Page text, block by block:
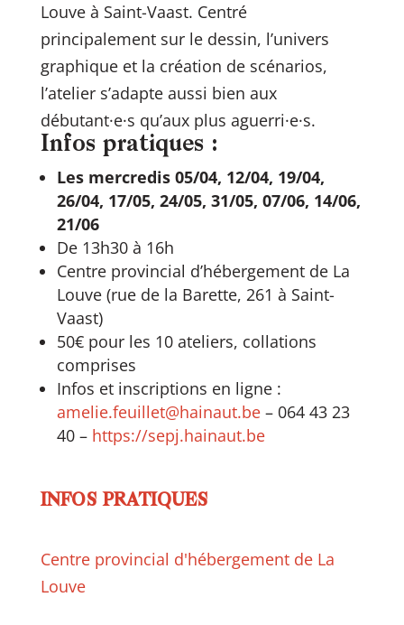
Louve à Saint-Vaast. Centré
principalement sur le dessin, l’univers
graphique et la création de scénarios,
l’atelier s’adapte aussi bien aux
débutant·e·s qu’aux plus aguerri·e·s.
Infos pratiques :
Les mercredis 05/04, 12/04, 19/04,
26/04, 17/05, 24/05, 31/05, 07/06, 14/06,
21/06
De 13h30 à 16h
Centre provincial d’hébergement de La
Louve (rue de la Barette, 261 à Saint-
Vaast)
50€ pour les 10 ateliers, collations
comprises
Infos et inscriptions en ligne :
amelie.feuillet@hainaut.be– 064 43 23
40 –https://sepj.hainaut.be
INFOS PRATIQUES
Centre provincial d'hébergement de La
Louve